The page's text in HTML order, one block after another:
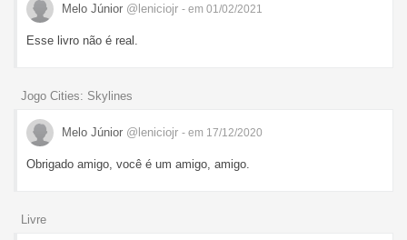
Melo Júnior @leniciojr - em 01/02/2021
Esse livro não é real.
Jogo Cities: Skylines
Melo Júnior @leniciojr - em 17/12/2020
Obrigado amigo, você é um amigo, amigo.
Livre